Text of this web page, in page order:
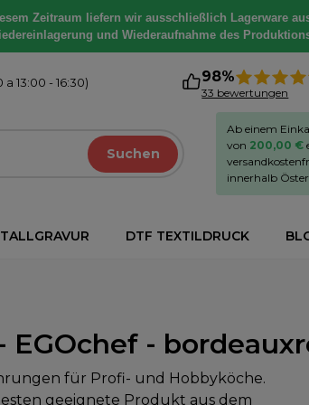
Zeitraum liefern wir ausschließlich Lagerware
und Wiederaufnahme des
a 13:00 - 16:30) 98%
33 bewertungen
Suchen
Ab einem
von 200,00 €
innerhalb
DTF TEXTILDRUCK
-
für Profi- und Hobbyköche.
geeignete Produkt aus dem